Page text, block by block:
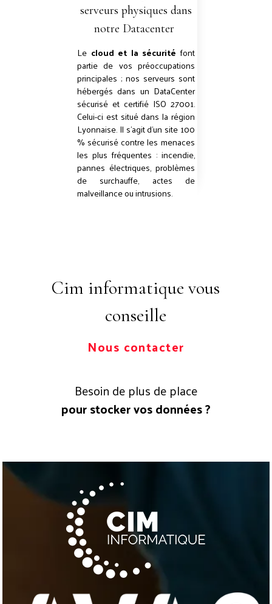
serveurs physiques dans
notre Datacenter
Le cloud et la sécurité font
partie de vos préoccupations
principales ; nos serveurs sont
hébergés dans un DataCenter
sécurisé et certifié ISO 27001.
Celui-ci est situé dans la région
Lyonnaise. Il s'agit d'un site 100
% sécurisé contre les menaces
les plus fréquentes : incendie,
pannes électriques, problèmes
de surchauffe, actes de
malveillance ou intrusions.
Cim informatique vous
conseille
Nous contacter
Besoin de plus de place
pour stocker vos données ?